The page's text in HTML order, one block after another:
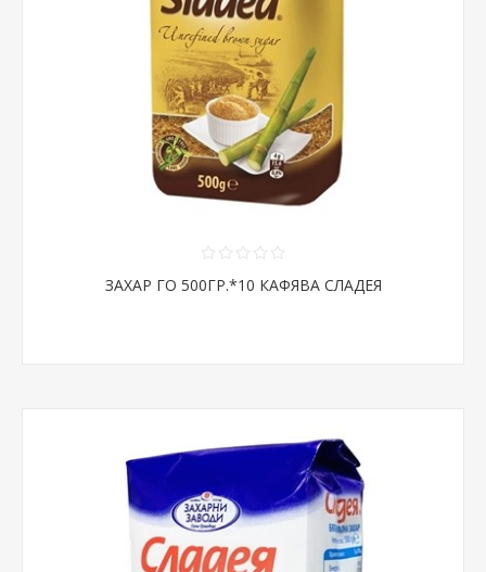
ЗАХАР ГО 500ГР.*10 КАФЯВА СЛАДЕЯ